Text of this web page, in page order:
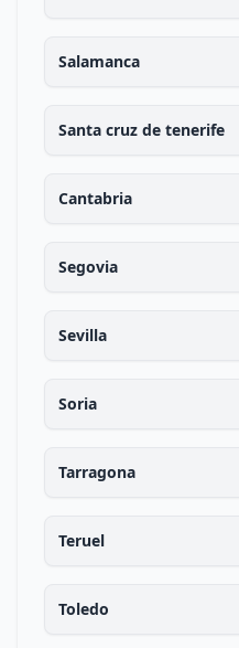
Salamanca
Santa cruz de tenerife
Cantabria
Segovia
Sevilla
Soria
Tarragona
Teruel
Toledo